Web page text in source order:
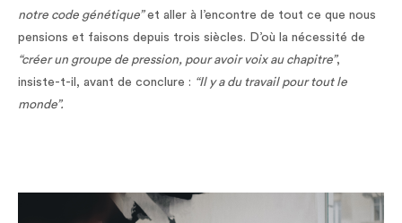
notre code génétique”et aller à l’encontre de tout ce que nous
pensions et faisons depuis trois siècles. D’où la nécessité de
“créer un groupe de pression, pour avoir voix au chapitre”,
insiste-t-il, avant de conclure : “Il y a du travail pour tout le
monde”.